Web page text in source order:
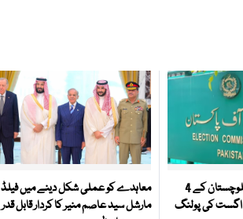
الیکشن کمیشن نے بلوچستان کے 4
بلدیاتی حلقوں میں 9 اگست کی پولنگ
معاہدے کو عملی شکل دینے میں فیلڈ
مارشل سید عاصم منیر کا کردار قابل قدر